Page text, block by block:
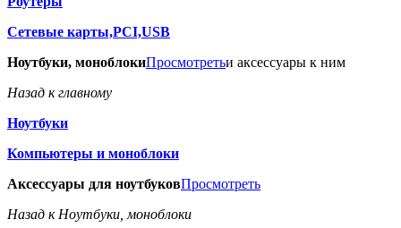
Сетевые карты,PCI,USB
Ноутбуки, моноблокиПросмотретьи аксессуары к ним
Назад к главному
Ноутбуки
Компьютеры и моноблоки
Аксессуары для ноутбуковПросмотреть
Назад к Ноутбуки, моноблоки